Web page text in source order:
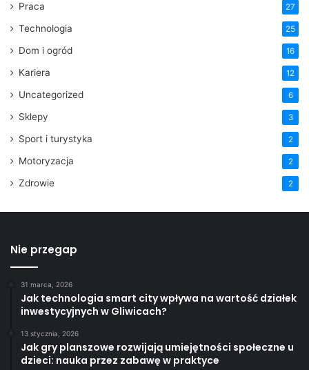
Praca 27
Technologia 25
Dom i ogród 16
Kariera 12
Uncategorized 6
Sklepy 3
Sport i turystyka 2
Motoryzacja 2
Zdrowie 2
Nie przegap
31 marca, 2026
Jak technologia smart city wpływa na wartość działek
inwestycyjnych w Gliwicach?
13 stycznia, 2026
Jak gry planszowe rozwijają umiejętności społeczne u
dzieci: nauka przez zabawę w praktyce